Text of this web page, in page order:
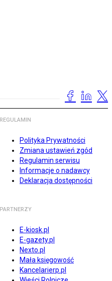
REGULAMIN
Polityka Prywatności
Zmiana ustawień zgód
Regulamin serwisu
Informacje o nadawcy
Deklaracja dostępności
PARTNERZY
E-kiosk.pl
E-gazety.pl
Nexto.pl
Mała księgowość
Kancelarierp.pl